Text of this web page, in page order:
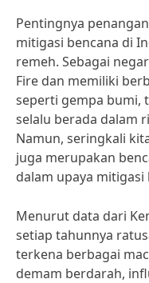
Pentingnya
mitigasi bencana di
remeh. Sebagai
Fire dan memiliki
seperti gempa bumi,
selalu berada dalam
Namun, seringkali
juga merupakan
dalam upaya mitigasi
Menurut data dari
setiap tahunnya
terkena berbagai
demam berdarah,